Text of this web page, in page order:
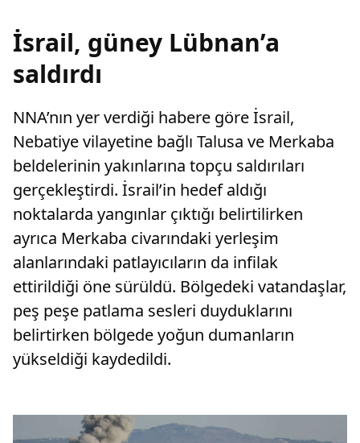
İsrail, güney Lübnan’a
saldırdı
NNA’nın yer verdiği habere göre İsrail,
Nebatiye vilayetine bağlı Talusa ve Merkaba
beldelerinin yakınlarına topçu saldırıları
gerçekleştirdi. İsrail’in hedef aldığı
noktalarda yangınlar çıktığı belirtilirken
ayrıca Merkaba civarındaki yerleşim
alanlarındaki patlayıcıların da infilak
ettirildiği öne sürüldü. Bölgedeki vatandaşlar,
peş peşe patlama sesleri duyduklarını
belirtirken bölgede yoğun dumanların
yükseldiği kaydedildi.